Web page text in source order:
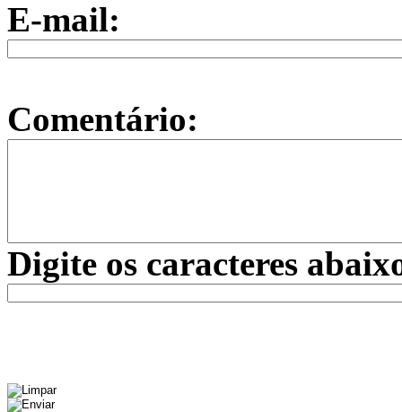
E-mail:
Comentário:
Digite os caracteres